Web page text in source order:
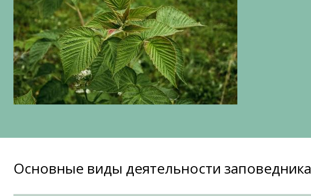
Основные виды деятельности заповедника